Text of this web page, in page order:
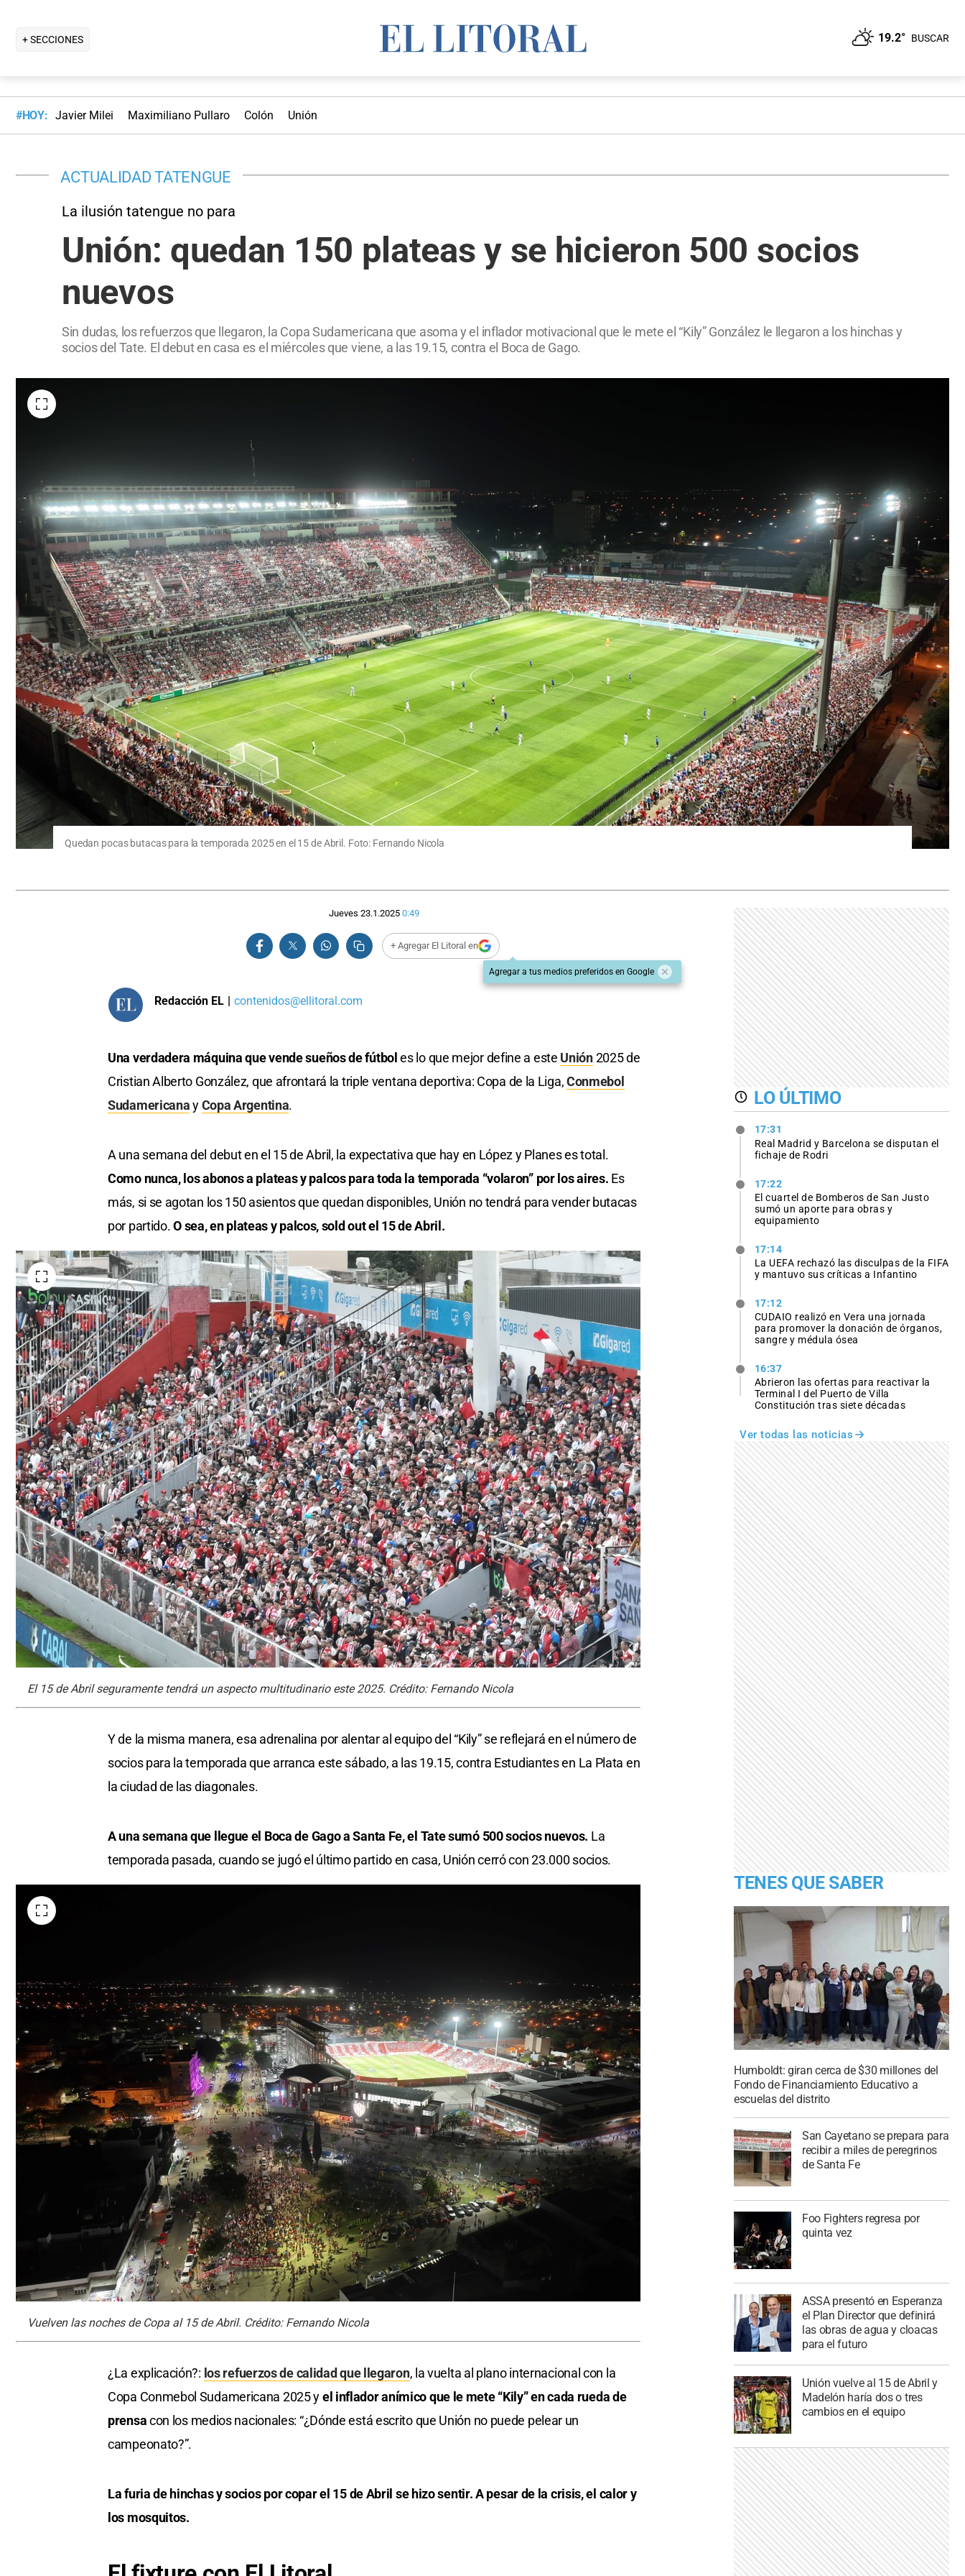
+ SECCIONES 19.2° BUSCAR
#HOY: Javier Milei Maximiliano Pullaro Colón Unión
ACTUALIDAD TATENGUE
La ilusión tatengue no para
Unión: quedan 150 plateas y se hicieron 500 socios
nuevos
Sin dudas, los refuerzos que llegaron, la Copa Sudamericana que asoma y el inflador motivacional que le mete el “Kily” González le llegaron a los hinchas y
socios del Tate. El debut en casa es el miércoles que viene, a las 19.15, contra el Boca de Gago.
Quedan pocas butacas para la temporada 2025 en el 15 de Abril. Foto: Fernando Nicola
Jueves 23.1.2025 0:49
+ Agregar El Litoral en
Agregar a tus medios preferidos en Google
Redacción EL | contenidos@ellitoral.com
Una verdadera máquina que vende sueños de fútbol es lo que mejor define a este Unión2025 de
Cristian Alberto González, que afrontará la triple ventana deportiva: Copa de la Liga,Conmebol
SudamericanayCopa Argentina.
A una semana del debut en el 15 de Abril, la expectativa que hay en López y Planes es total.
Como nunca, los abonos a plateas y palcos para toda la temporada “volaron” por los aires. Es
más, si se agotan los 150 asientos que quedan disponibles, Unión no tendrá para vender butacas
por partido.O sea, en plateas y palcos, sold out el 15 de Abril.
El 15 de Abril seguramente tendrá un aspecto multitudinario este 2025. Crédito: Fernando Nicola
Y de la misma manera, esa adrenalina por alentar al equipo del “Kily” se reflejará en el número de
socios para la temporada que arranca este sábado, a las 19.15, contra Estudiantes en La Plata en
la ciudad de las diagonales.
A una semana que llegue el Boca de Gago a Santa Fe, el Tate sumó 500 socios nuevos. La
temporada pasada, cuando se jugó el último partido en casa, Unión cerró con 23.000 socios.
Vuelven las noches de Copa al 15 de Abril. Crédito: Fernando Nicola
¿La explicación?: los refuerzos de calidad que llegaron, la vuelta al plano internacional con la
Copa Conmebol Sudamericana 2025 yel inflador anímico que le mete “Kily” en cada rueda de
prensacon los medios nacionales: “¿Dónde está escrito que Unión no puede pelear un
campeonato?”.
La furia de hinchas y socios por copar el 15 de Abril se hizo sentir. A pesar de la crisis, el calor y
los mosquitos.
LO ÚLTIMO
17:31
Real Madrid y Barcelona se disputan el
fichaje de Rodri
17:22
El cuartel de Bomberos de San Justo
sumó un aporte para obras y
equipamiento
17:14
La UEFA rechazó las disculpas de la FIFA
y mantuvo sus críticas a Infantino
17:12
CUDAIO realizó en Vera una jornada
para promover la donación de órganos,
sangre y médula ósea
16:37
Abrieron las ofertas para reactivar la
Terminal I del Puerto de Villa
Constitución tras siete décadas
Ver todas las noticias
TENES QUE SABER
Humboldt: giran cerca de $30 millones del
Fondo de Financiamiento Educativo a
escuelas del distrito
San Cayetano se prepara para
recibir a miles de peregrinos
de Santa Fe
Foo Fighters regresa por
quinta vez
ASSA presentó en Esperanza
el Plan Director que definirá
las obras de agua y cloacas
para el futuro
Unión vuelve al 15 de Abril y
Madelón haría dos o tres
cambios en el equipo